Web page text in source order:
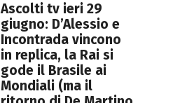
Ascolti tv ieri 29
giugno: D’Alessio e
Incontrada vincono
in replica, la Rai si
gode il Brasile ai
Mondiali (ma il